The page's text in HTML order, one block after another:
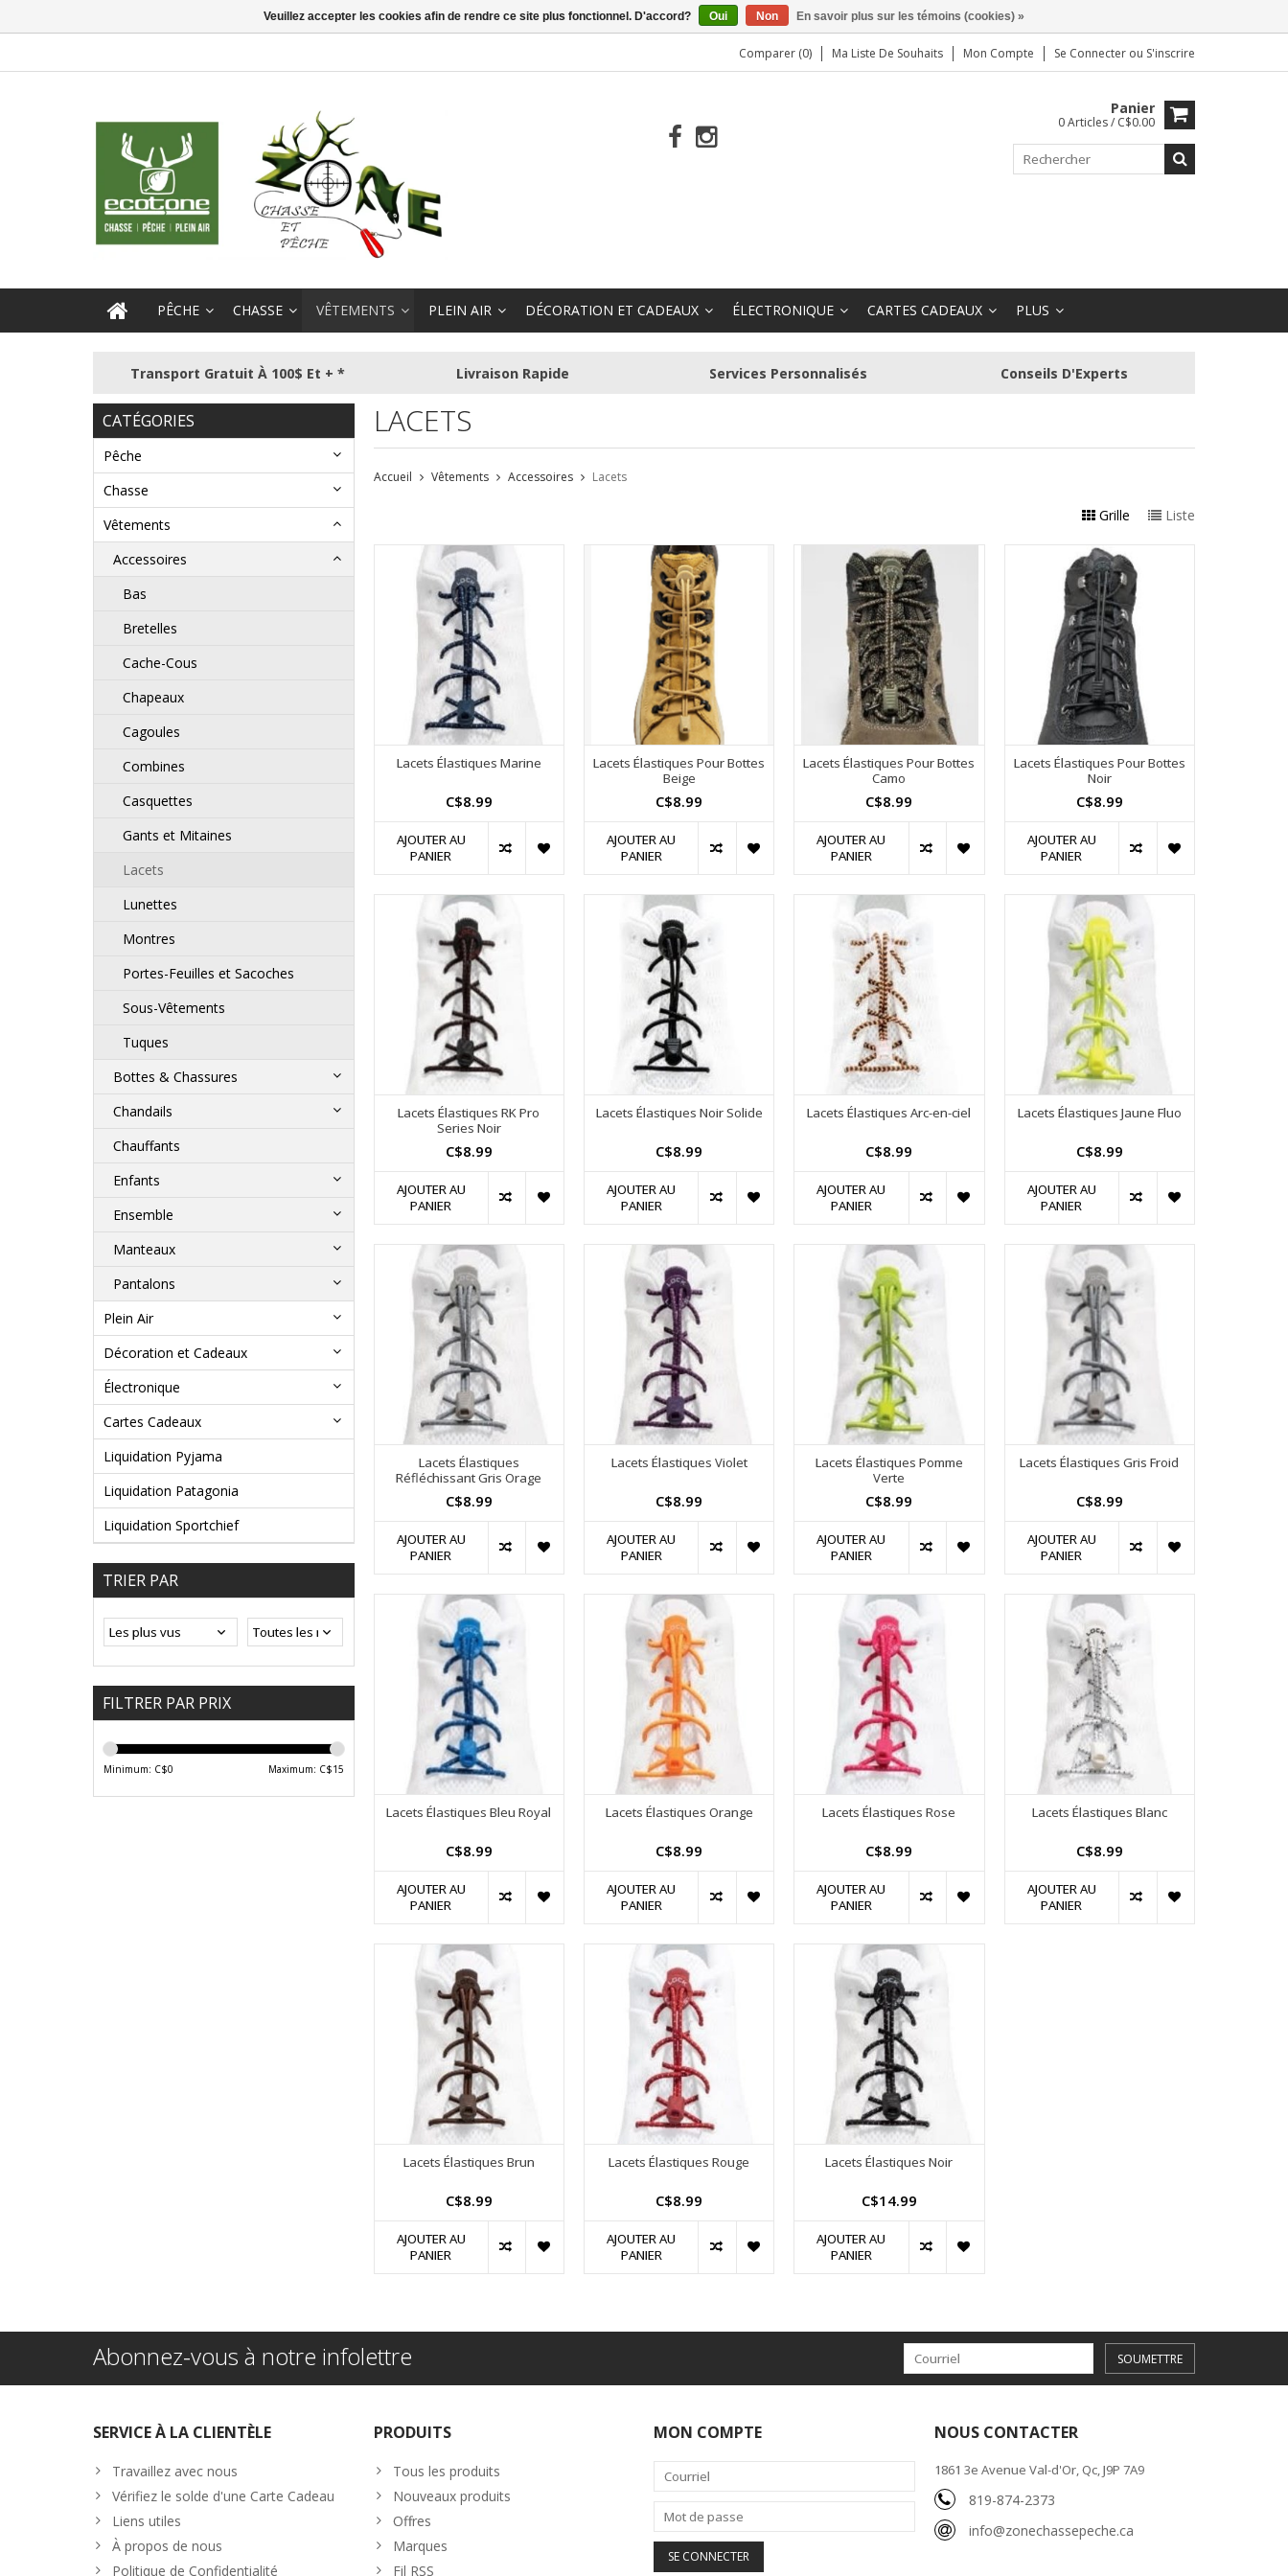
Comparer (0) Ma Liste De Souhaits Mon Compte Se Connecter ou S'inscrire
Panier
0 Articles / C$0.00
PÊCHE CHASSE VÊTEMENTS PLEIN AIR DÉCORATION ET CADEAUX ÉLECTRONIQUE CARTES CADEAUX PLUS
Transport Gratuit À 100$ Et + * Livraison Rapide Services Personnalisés Conseils D'Experts
CATÉGORIES
Pêche
Chasse
Vêtements
Accessoires
Bas
Bretelles
Cache-Cous
Chapeaux
Cagoules
Combines
Casquettes
Gants et Mitaines
Lacets
Lunettes
Montres
Portes-Feuilles et Sacoches
Sous-Vêtements
Tuques
Bottes & Chassures
Chandails
Chauffants
Enfants
Ensemble
Manteaux
Pantalons
Plein Air
Décoration et Cadeaux
Électronique
Cartes Cadeaux
Liquidation Pyjama
Liquidation Patagonia
Liquidation Sportchief
TRIER PAR
FILTRER PAR PRIX
Minimum: C$0 Maximum: C$15
LACETS
Accueil Vêtements Accessoires Lacets
Grille Liste
Lacets Élastiques Marine
C$8.99
AJOUTER AU
PANIER
Lacets Élastiques Pour Bottes
Beige
C$8.99
AJOUTER AU
PANIER
Lacets Élastiques Pour Bottes
Camo
C$8.99
AJOUTER AU
PANIER
Lacets Élastiques Pour Bottes
Noir
C$8.99
AJOUTER AU
PANIER
Lacets Élastiques RK Pro
Series Noir
C$8.99
AJOUTER AU
PANIER
Lacets Élastiques Noir Solide
C$8.99
AJOUTER AU
PANIER
Lacets Élastiques Arc-en-ciel
C$8.99
AJOUTER AU
PANIER
Lacets Élastiques Jaune Fluo
C$8.99
AJOUTER AU
PANIER
Lacets Élastiques
Réfléchissant Gris Orage
C$8.99
AJOUTER AU
PANIER
Lacets Élastiques Violet
C$8.99
AJOUTER AU
PANIER
Lacets Élastiques Pomme
Verte
C$8.99
AJOUTER AU
PANIER
Lacets Élastiques Gris Froid
C$8.99
AJOUTER AU
PANIER
Lacets Élastiques Bleu Royal
C$8.99
AJOUTER AU
PANIER
Lacets Élastiques Orange
C$8.99
AJOUTER AU
PANIER
Lacets Élastiques Rose
C$8.99
AJOUTER AU
PANIER
Lacets Élastiques Blanc
C$8.99
AJOUTER AU
PANIER
Lacets Élastiques Brun
C$8.99
AJOUTER AU
PANIER
Lacets Élastiques Rouge
C$8.99
AJOUTER AU
PANIER
Lacets Élastiques Noir
C$14.99
AJOUTER AU
PANIER
Abonnez-vous à notre infolettre SOUMETTRE
SERVICE À LA CLIENTÈLE
Travaillez avec nous
Vérifiez le solde d'une Carte Cadeau
Liens utiles
À propos de nous
Politique de Confidentialité
PRODUITS
Tous les produits
Nouveaux produits
Offres
Marques
Fil RSS
MON COMPTE NOUS CONTACTER
1861 3e Avenue Val-d'Or, Qc, J9P 7A9
819-874-2373
info@zonechassepeche.ca
Veuillez accepter les cookies afin de rendre ce site plus fonctionnel. D'accord? Oui Non En savoir plus sur les témoins (cookies) »